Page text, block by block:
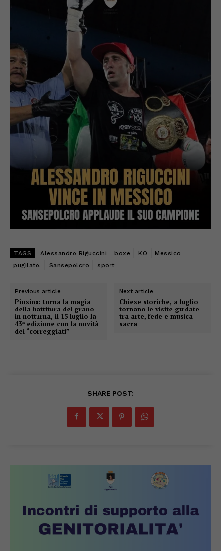
TAGS Alessandro Riguccini boxe KO
Messico
pugilato.
Sansepolcro sport
Previous article
Piosina: torna la magia
della battitura del grano
in notturna, il 15 luglio la
43ª edizione con la novità
dei “correggiati”
Next article
Chiese storiche, a luglio
tornano le visite guidate
tra arte, fede e musica
sacra
SHARE POST: